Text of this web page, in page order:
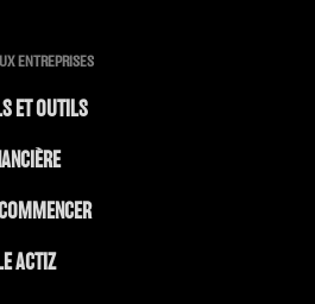
ENTREPRISES
ET OUTILS
ACTIZ